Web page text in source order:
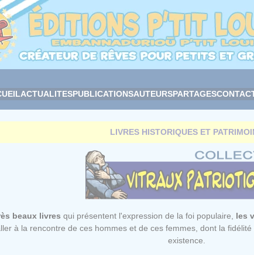
ACTUALITESPUBLICATIONSAUTEURSPARTAGES
LIVRES HISTORIQUES ET
beaux livres qui présentent l'expression de la foi populaire, les
à la rencontre de ces hommes et de ces femmes, dont la
existence.